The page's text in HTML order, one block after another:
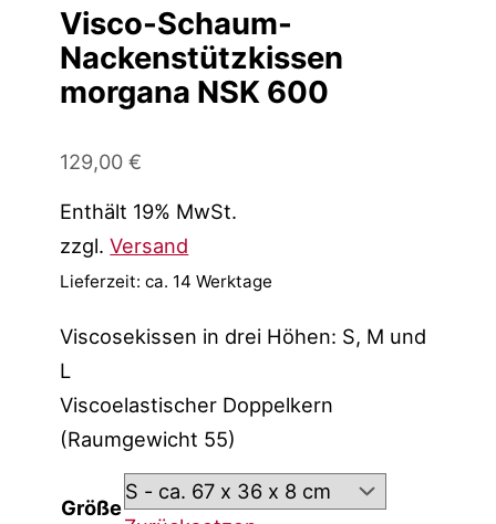
Visco-Schaum-
Nackenstützkissen
morgana NSK 600
129,00€
Enthält 19% MwSt.
zzgl.Versand
Lieferzeit: ca. 14 Werktage
Viscosekissen in drei Höhen: S, M und
L
Viscoelastischer Doppelkern
(Raumgewicht 55)
Größe